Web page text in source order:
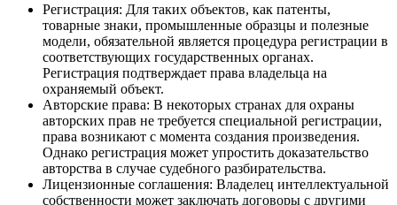
Регистрация: Для таких объектов, как патенты,
товарные знаки, промышленные образцы и полезные
модели, обязательной является процедура регистрации в
соответствующих государственных органах.
Регистрация подтверждает права владельца на
охраняемый объект.
Авторские права: В некоторых странах для охраны
авторских прав не требуется специальной регистрации,
права возникают с момента создания произведения.
Однако регистрация может упростить доказательство
авторства в случае судебного разбирательства.
Лицензионные соглашения: Владелец интеллектуальной
собственности может заключать договоры с другими